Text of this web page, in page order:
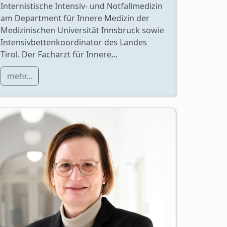
Internistische Intensiv- und Notfallmedizin
am Department für Innere Medizin der
Medizinischen Universität Innsbruck sowie
Intensivbettenkoordinator des Landes
Tirol. Der Facharzt für Innere...
mehr...